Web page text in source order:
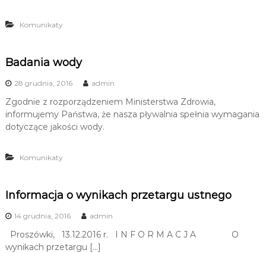
e
k
j
Komunikaty
Badania wody
28 grudnia, 2016 admin
Zgodnie z rozporządzeniem Ministerstwa Zdrowia,
informujemy Państwa, że nasza pływalnia spełnia wymagania
dotyczące jakości wody.
Komunikaty
Informacja o wynikach przetargu ustnego
14 grudnia, 2016 admin
Proszówki, 13.12.2016 r. I N F O R M A C J A O
wynikach przetargu […]